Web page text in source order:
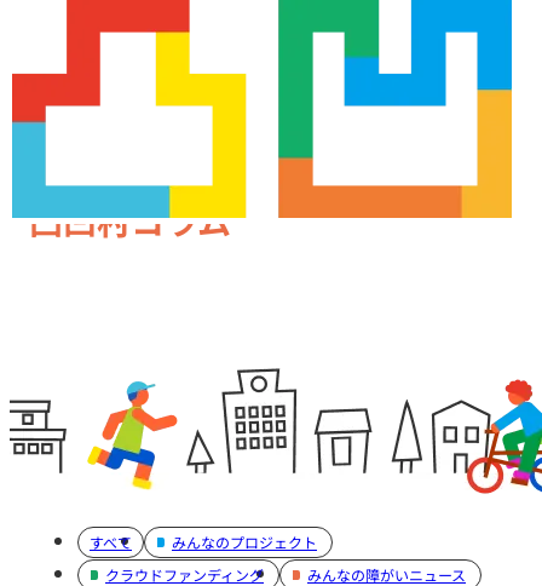
凸凹村コラム
すべて
みんなのプロジェクト
クラウドファンディング
みんなの障がいニュース